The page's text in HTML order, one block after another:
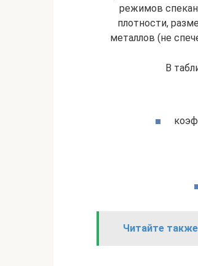
режимов
плотности,
металлов (не
В
Читайте